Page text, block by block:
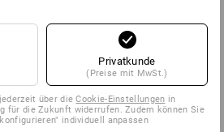
Privatkunde
(Preise mit MwSt.)
über dieCookie-Einstellungen in
für die Zukunft widerrufen. Zudem können Sie
individuell anpassen